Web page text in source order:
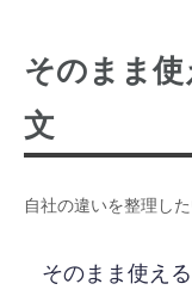
そのまま
文
自社の違いを整理し
そのまま使え